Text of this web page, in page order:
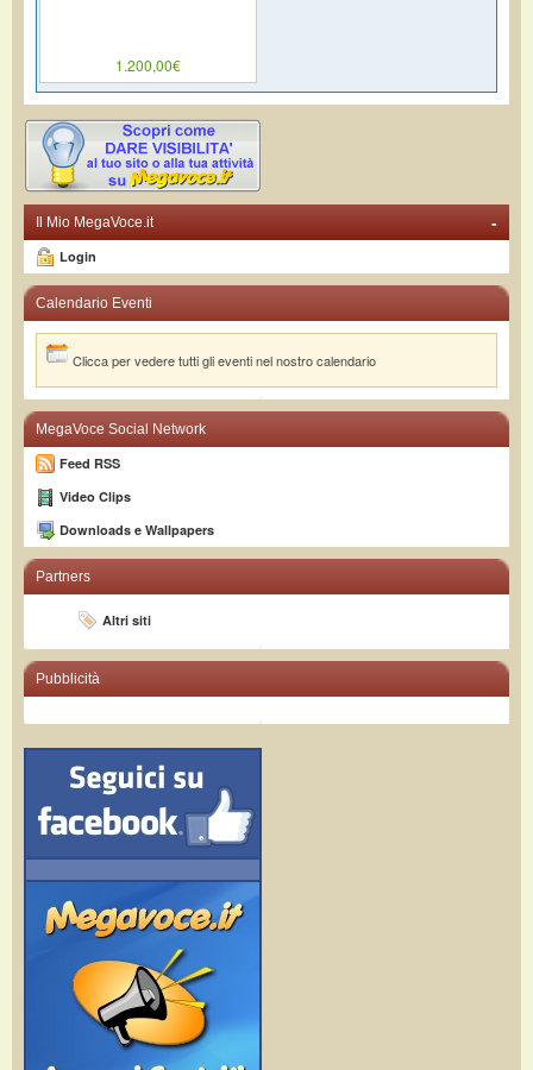
1.200,00€
-
Il Mio MegaVoce.it
Login
Calendario Eventi
Clicca per vedere tutti gli eventi nel nostro calendario
MegaVoce Social Network
Feed RSS
Video Clips
Downloads e Wallpapers
Partners
Altri siti
Pubblicità